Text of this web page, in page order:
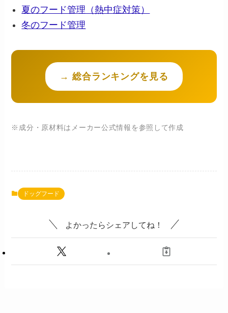
夏のフード管理（熱中症対策）
冬のフード管理
→ 総合ランキングを見る
※成分・原材料はメーカー公式情報を参照して作成
ドッグフード
よかったらシェアしてね！